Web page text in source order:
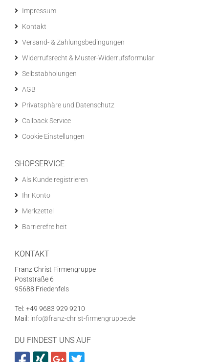
Impressum
Kontakt
Versand- & Zahlungsbedingungen
Widerrufsrecht & Muster-Widerrufsformular
Selbstabholungen
AGB
Privatsphäre und Datenschutz
Callback Service
Cookie Einstellungen
SHOPSERVICE
Als Kunde registrieren
Ihr Konto
Merkzettel
Barrierefreiheit
KONTAKT
Franz Christ Firmengruppe
Poststraße 6
95688 Friedenfels
Tel: +49 9683 929 9210
Mail: info@franz-christ-firmengruppe.de
DU FINDEST UNS AUF